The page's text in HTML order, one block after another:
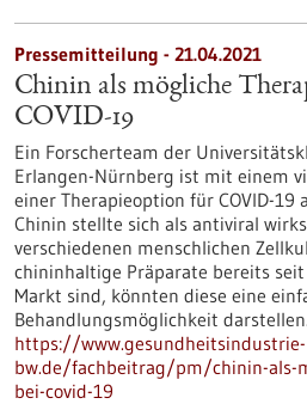
Pressemitteilung - 21.04.2021
Chinin als mögliche
COVID-19
Ein Forscherteam der
Erlangen-Nürnberg ist mit einem
einer Therapieoption für COVID-19
Chinin stellte sich als antiviral
verschiedenen menschlichen
chininhaltige Präparate bereits
Markt sind, könnten diese eine
Behandlungsmöglichkeit darstellen.
https://www.gesundheitsindustrie-
bw.de/fachbeitrag/pm/chinin-als-
bei-covid-19